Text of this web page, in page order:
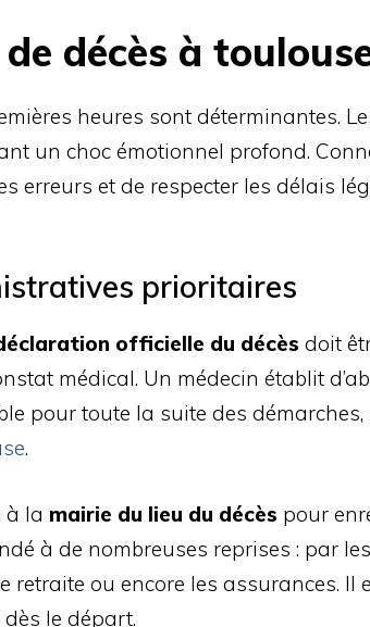
décès à
heures sont déterminantes.
un choc émotionnel profond.
erreurs et de respecter les délais
prioritaires
officielle du décès doit
médical. Un médecin établit
pour toute la suite des
.
à la mairie du lieu du décès pour
à de nombreuses reprises : par
retraite ou encore les assurances. Il
le départ.